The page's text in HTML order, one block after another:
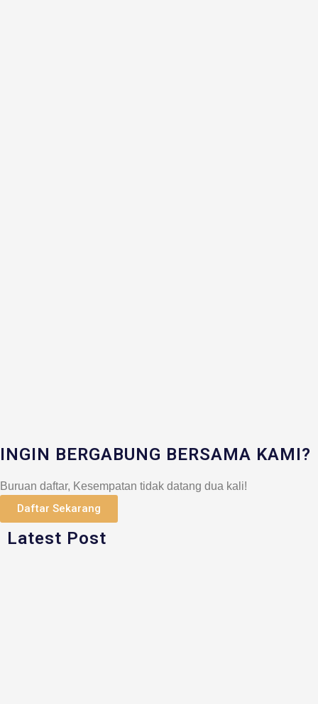
INGIN BERGABUNG BERSAMA KAMI?
Buruan daftar, Kesempatan tidak datang dua kali!
Daftar Sekarang
Latest Post